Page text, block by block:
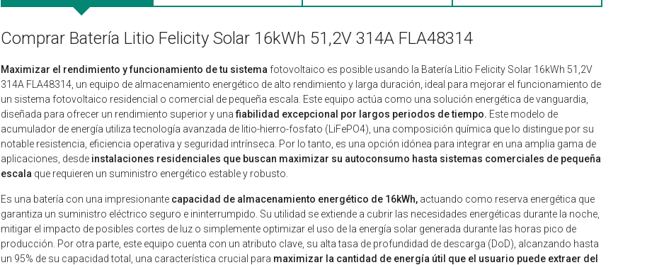
Comprar Batería Litio Felicity Solar 16kWh 51,2V 314A FLA48314
Maximizar el rendimiento y funcionamiento de tu sistema fotovoltaico es posible usando la Batería Litio Felicity Solar 16kWh 51,2V
314A FLA48314, un equipo de almacenamiento energético de alto rendimiento y larga duración, ideal para mejorar el funcionamiento de
un sistema fotovoltaico residencial o comercial de pequeña escala. Este equipo actúa como una solución energética de vanguardia,
diseñada para ofrecer un rendimiento superior y unafiabilidad excepcional por largos periodos de tiempo. Este modelo de
acumulador de energía utiliza tecnología avanzada de litio-hierro-fosfato (LiFePO4), una composición química que lo distingue por su
notable resistencia, eficiencia operativa y seguridad intrínseca. Por lo tanto, es una opción idónea para integrar en una amplia gama de
aplicaciones, desde instalaciones residenciales que buscan maximizar su autoconsumo hasta sistemas comerciales de pequeña
escala que requieren un suministro energético estable y robusto.
Es una batería con una impresionante capacidad de almacenamiento energético de 16kWh, actuando como reserva energética que
garantiza un suministro eléctrico seguro e ininterrumpido. Su utilidad se extiende a cubrir las necesidades energéticas durante la noche,
mitigar el impacto de posibles cortes de luz o simplemente optimizar el uso de la energía solar generada durante las horas pico de
producción. Por otra parte, este equipo cuenta con un atributo clave, su alta tasa de profundidad de descarga (DoD), alcanzando hasta
un 95% de su capacidad total, una característica crucial para maximizar la cantidad de energía útil que el usuario puede extraer del